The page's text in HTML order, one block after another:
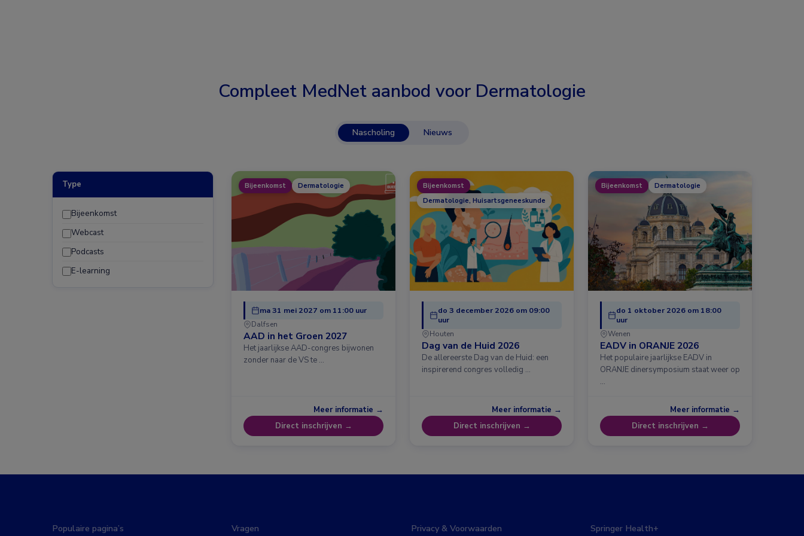
Compleet MedNet aanbod voor Dermatologie
Nascholing Nieuws
Type
Bijeenkomst
Webcast
Podcasts
E-learning
Bijeenkomst Dermatologie
ma 31 mei 2027 om 11:00 uur
Dalfsen
AAD in het Groen 2027
Het jaarlijkse AAD-congres bijwonen
zonder naar de VS te …
Meer informatie →
Direct inschrijven →
Bijeenkomst
Dermatologie, Huisartsgeneeskunde
do 3 december 2026 om 09:00
uur
Houten
Dag van de Huid 2026
De allereerste Dag van de Huid: een
inspirerend congres volledig …
Meer informatie →
Direct inschrijven →
Bijeenkomst Dermatologie
do 1 oktober 2026 om 18:00
uur
Wenen
EADV in ORANJE 2026
Het populaire jaarlijkse EADV in
ORANJE dinersymposium staat weer op
…
Meer informatie →
Direct inschrijven →
Populaire pagina’s Vragen Privacy & Voorwaarden Springer Health+